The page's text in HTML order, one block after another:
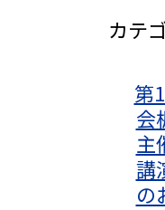
カテ
第
会
講
の